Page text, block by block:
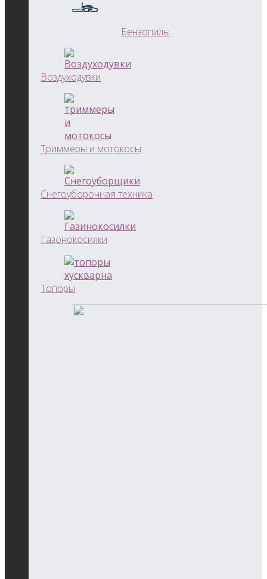
Бензопилы
Воздуходувки
Триммеры и мотокосы
Снегоуборочная техника
Газонокосилки
Топоры